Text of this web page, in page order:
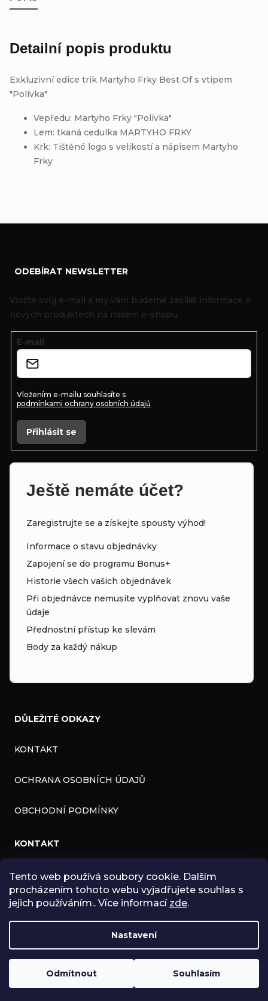
Tento web používá soubory cookie. Dalším
procházením tohoto webu vyjadřujete souhlas s
jejich používáním.. Více informací zde.
Nastavení
Odmítnout Souhlasím
Detailní popis produktu
Exkluzivní edice trik Martyho Frky Best Of s vtipem
"Polívka"
Vepředu: Martyho Frky "Polívka"
Lem: tkaná cedulka MARTYHO FRKY
Krk: Tištěné logo s velikostí a nápisem Martyho
Frky
ODEBÍRAT NEWSLETTER
Vložte svůj e-mail a my vám budeme zasílat informace o
nových produktech na našem e-shopu.
E-mail
Vložením e-mailu souhlasíte s
podmínkami ochrany osobních údajů
Přihlásit se
Ještě nemáte účet?
Zaregistrujte se a získejte spousty výhod!
Informace o stavu objednávky
Zapojení se do programu Bonus+
Historie všech vašich objednávek
Při objednávce nemusíte vyplňovat znovu vaše
údaje
Přednostní přístup ke slevám
Body za každý nákup
DŮLEŽITÉ ODKAZY
KONTAKT
OCHRANA OSOBNÍCH ÚDAJŮ
OBCHODNÍ PODMÍNKY
KONTAKT
INFO@ZNK.CZ
HTTPS://WWW.FACEBOOK.COM/ZNKSHOP
ZNKSHOP